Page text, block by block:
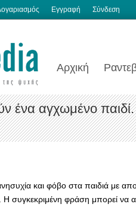
Εγγραφή Σύνδεση
Αρχική
ένα αγχωμένο παιδί.
και φόβο στα παιδιά με
συγκεκριμένη φράση μπορεί να